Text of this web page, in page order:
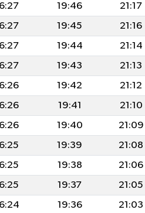
19:46
21:17
19:45
21:16
19:44
21:14
19:43
21:13
19:42
21:12
19:41
21:10
19:40
21:09
19:39
21:08
19:38
21:06
19:37
21:05
19:36
21:03